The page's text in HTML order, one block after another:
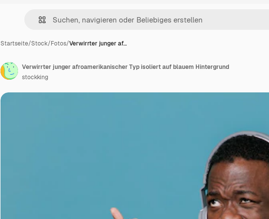
Startseite/Stock/Fotos/Verwirrter junger af…
Verwirrter junger afroamerikanischer Typ isoliert auf blauem Hintergrund
stockking